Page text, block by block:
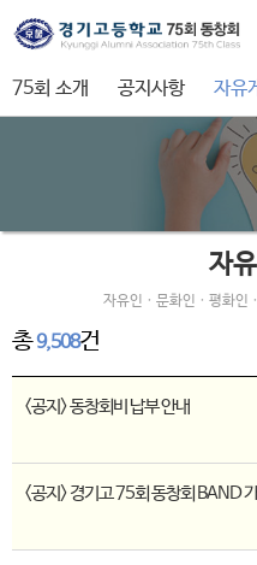
75회 소개 공지사항 자유
자
자유인ㆍ문화인ㆍ평화인
총9,508건
<공지> 동창회비 납부 안내
<공지> 경기고 75회 동창회 BAND